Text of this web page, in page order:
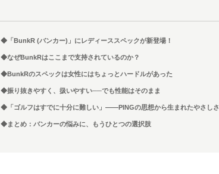
◆「BunkR (バンカー)」にレディーススペックが新登場！
◆なぜBunkRはここまで支持されているのか？
◆BunkRのスペックは女性にはちょっとハードルがあった
◆振り抜きやすく、扱いやすい──でも性能はそのまま
◆「ゴルフはすでに十分に難しい」――PINGの思想から生まれたやさしさ
◆まとめ：バンカーの悩みに、もうひとつの選択肢